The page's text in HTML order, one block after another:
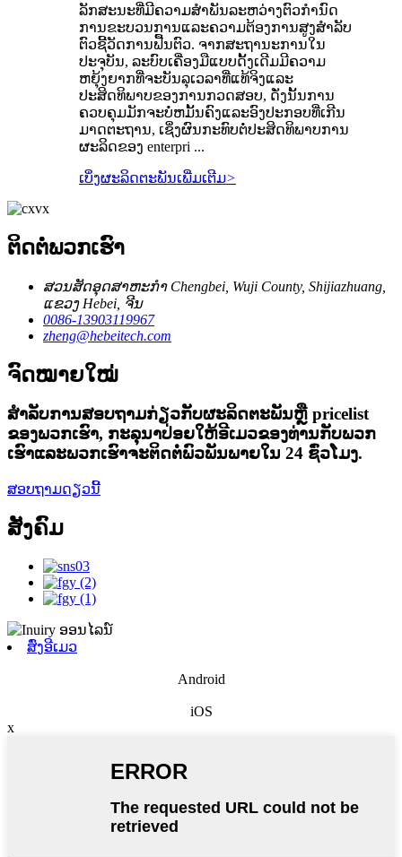
ລັກສະນະທີ່ມີຄວາມສໍາພັນລະຫວ່າງຕົວກໍານົດ
ການຂະບວນການແລະຄວາມຕ້ອງການສູງສໍາລັບ
ຕົວຊີ້ວັດການຟື້ນຕົວ. ຈາກສະຖານະການໃນ
ປະຈຸບັນ, ລະບົບເຄື່ອງມືແບບດັ້ງເດີມມີຄວາມ
ຫຍຸ້ງຍາກທີ່ຈະບັນລຸເວລາທີ່ແທ້ຈິງແລະ
ປະສິດທິພາບຂອງການກວດສອບ, ດັ່ງນັ້ນການ
ຄວບຄຸມມັກຈະບໍ່ຫມັ້ນຄົງແລະອົງປະກອບທີ່ເກີນ
ມາດຕະຖານ, ເຊິ່ງຜົນກະທົບຕໍ່ປະສິດທິພາບການ
ຜະລິດຂອງ enterpri ...
ເບິ່ງຜະລິດຕະພັນເພີ່ມເຕີມ>
ຕິດຕໍ່ພວກເຮົາ
ສວນສັດອຸດສາຫະກໍາ Chengbei, Wuji County, Shijiazhuang,
ແຂວງ Hebei, ຈີນ
0086-13903119967
zheng@hebeitech.com
ຈົດໝາຍໃໝ່
ສໍາ​ລັບ​ການ​ສອບ​ຖາມ​ກ່ຽວ​ກັບ​ຜະ​ລິດ​ຕະ​ພັນ​ຫຼື pricelist
ຂອງ​ພວກ​ເຮົາ​, ກະ​ລຸ​ນາ​ປ່ອຍ​ໃຫ້​ອີ​ເມວ​ຂອງ​ທ່ານ​ກັບ​ພວກ​
ເຮົາ​ແລະ​ພວກ​ເຮົາ​ຈະ​ຕິດ​ຕໍ່​ພົວ​ພັນ​ພາຍ​ໃນ 24 ຊົ່ວ​ໂມງ​.
ສອບຖາມດຽວນີ້
ສັງຄົມ
ສົ່ງອີເມວ
Android
iOS
x